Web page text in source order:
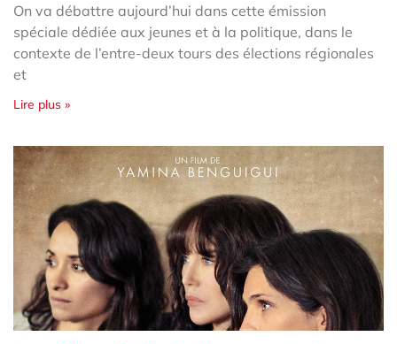
On va débattre aujourd’hui dans cette émission
spéciale dédiée aux jeunes et à la politique, dans le
contexte de l’entre-deux tours des élections régionales
et
Lire plus »